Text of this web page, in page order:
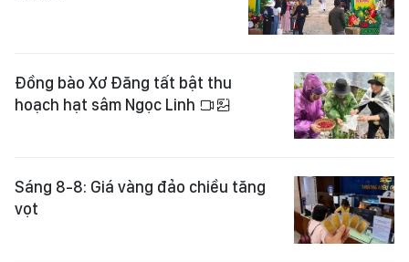
Đồng bào Xơ Đăng tất bật thu
hoạch hạt sâm Ngọc Linh
Sáng 8-8: Giá vàng đảo chiều tăng
vọt